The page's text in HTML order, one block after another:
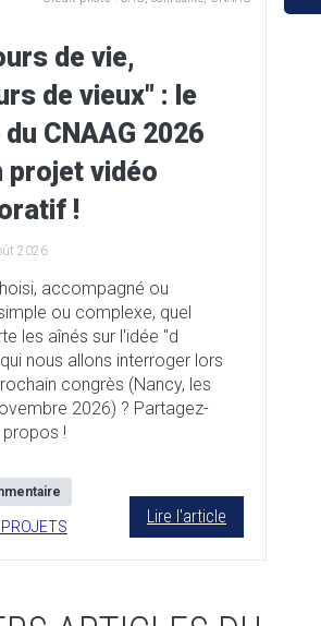
de vie,
de vieux" : le
CNAAG 2026
projet vidéo
!
2026
accompagné ou
ou complexe, quel
les aînés sur l'idée "d
nous allons interroger lors
congrès (Nancy, les
2026) ? Partagez-
propos !
Lire l'article